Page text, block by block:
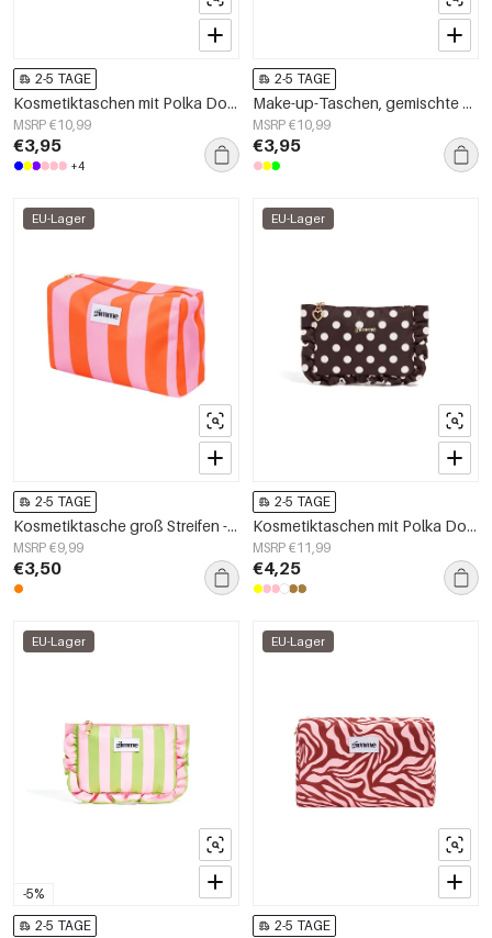
2-5 TAGE
Kosmetiktaschen mit Polka Dots, schlichtes Polyester, Alltagsaccessoires
MSRP €10,99
€3,95
+4
2-5 TAGE
Make-up-Taschen, gemischte Farben, Polyester, Alltagsaccessoires
MSRP €10,99
€3,95
EU-Lager
2-5 TAGE
Kosmetiktasche groß Streifen - Orange pink
MSRP €9,99
€3,50
EU-Lager
2-5 TAGE
Kosmetiktaschen mit Polka Dots, schlichtes Polyester, Alltagsaccessoires
MSRP €11,99
€4,25
-5%
EU-Lager
2-5 TAGE
EU-Lager
2-5 TAGE